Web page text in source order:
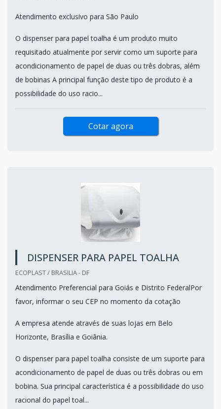
Atendimento exclusivo para São Paulo
O dispenser para papel toalha é um produto muito
requisitado atualmente por servir como um suporte para
acondicionamento de papel de duas ou três dobras, além
de bobinas A principal função deste tipo de produto é a
possibilidade do uso racio...
Cotar agora
DISPENSER PARA PAPEL TOALHA
ECOPLAST / BRASILIA - DF
Atendimento Preferencial para Goiás e Distrito FederalPor
favor, informar o seu CEP no momento da cotação
A empresa atende através de suas lojas em Belo
Horizonte, Brasília e Goiânia.
O dispenser para papel toalha consiste de um suporte para
acondicionamento de papel de duas ou três dobras ou em
bobina. Sua principal característica é a possibilidade do uso
racional do papel toal...